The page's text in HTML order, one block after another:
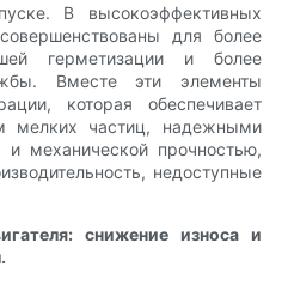
В высокоэффективных
для более
герметизации и более
Вместе эти элементы
которая обеспечивает
мелких частиц, надежными
и механической прочностью,
недоступные
снижение износа и